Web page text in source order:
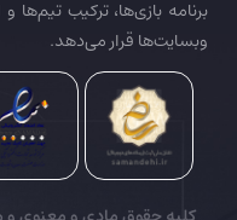
برنامه بازی‌ها، ترکیب تیم‌ها و
وبسایت‌ها قرار می‌دهد.